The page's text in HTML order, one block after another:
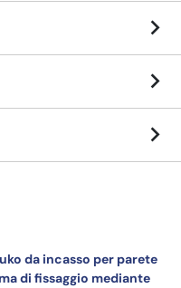
da incasso per parete
di fissaggio mediante